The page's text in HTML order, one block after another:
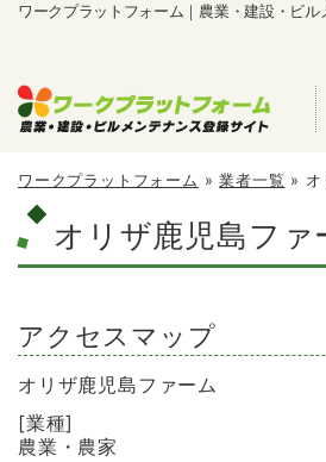
ワークプラットフォーム｜農業・建設・ビ
ワークプラットフォーム »業者一覧 » オ
オリザ鹿児島ファ
アクセスマップ
オリザ鹿児島ファーム
[業種]
農業・農家